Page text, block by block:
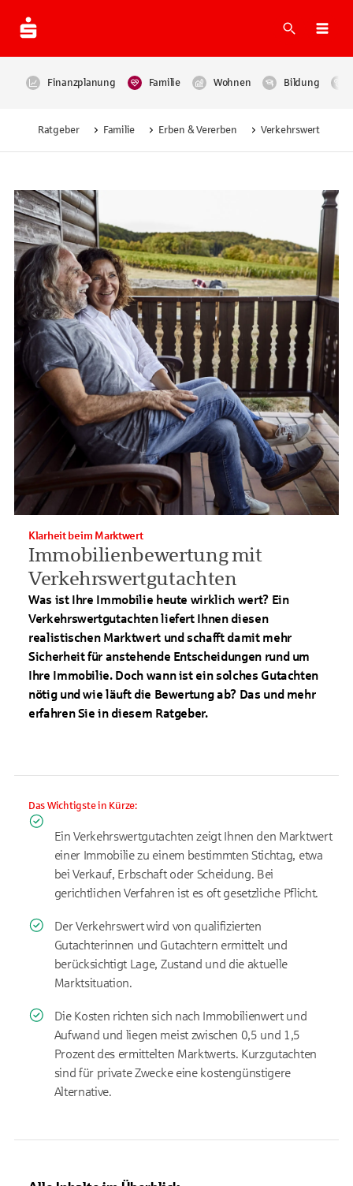
Suche
Finanzplanung Familie Wohnen Bildung
Ratgeber Familie Erben & Vererben Verkehrswert
Immobilienbewertung mit
Verkehrswertgutachten
Klarheit beim Marktwert
Was ist Ihre Immobilie heute wirklich wert? Ein
Verkehrswertgutachten liefert Ihnen diesen
realistischen Marktwert und schafft damit mehr
Sicherheit für anstehende Entscheidungen rund um
Ihre Immobilie. Doch wann ist ein solches Gutachten
nötig und wie läuft die Bewertung ab? Das und mehr
erfahren Sie in diesem Ratgeber.
Das Wichtigste in Kürze:
Ein Verkehrswertgutachten zeigt Ihnen den Marktwert
einer Immobilie zu einem bestimmten Stichtag, etwa
bei Verkauf, Erbschaft oder Scheidung. Bei
gerichtlichen Verfahren ist es oft gesetzliche Pflicht.
Der Verkehrswert wird von qualifizierten
Gutachterinnen und Gutachtern ermittelt und
berücksichtigt Lage, Zustand und die aktuelle
Marktsituation.
Die Kosten richten sich nach Immobilienwert und
Aufwand und liegen meist zwischen 0,5 und 1,5
Prozent des ermittelten Marktwerts. Kurzgutachten
sind für private Zwecke eine kostengünstigere
Alternative.